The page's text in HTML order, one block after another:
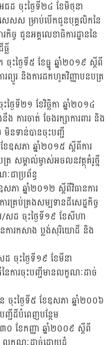
ចុះថ្ងៃទី២៤ ខែមិថុនា
សស ម្រាប់បើកជូនបុគ្គលិកនៃ
ច ជូនអគ្គលេខាធិការដ្ឋាននៃ
លី
ងៃទី៥ ខែធ្នូ ឆ្នាំ២០១៩ ស្តីពី
ព្យួរ និងការដកហូតវិញ្ញាបនបត្រ
ៃទី២១ ខែវិច្ឆិកា ឆ្នាំ២០១៤
ការចាត់ ចែងរក្សាការពារ និង
នទាន់បានចុះបញ្ជី
ឧសភា ឆ្នាំ២០១៥ ស្តីពីការ
រ សម្គាល់ម្ចាស់អចលនវត្ថុគំរូថ្មី
ជាប្រព័ន្ធ
ភា ឆ្នាំ២០១២ ស្តីពីវិធានការ
រ​គ្រប់គ្រង​សម្បទានដីសេដ្ឋកិច្ច
ដ ចុះថ្ងៃទី១៩ ខែសីហា
ការកសាង ប្លង់សុរិយោដី និង
ចុះថ្ងៃទី១៩ ខែមីនា
ៃការចុះបញ្ជីមានលក្ខណៈដាច់
ះថ្ងៃទី៥ ខែឧសភា ឆ្នាំ២០០៦
ជីដីបំពេញបន្ថែម
០ ខែកញ្ញា ឆ្នាំ២០០៩ ស្តីពី